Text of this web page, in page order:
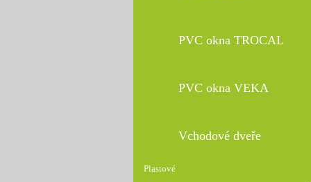
PVC okna TROCAL
PVC okna VEKA
Vchodové dveře
Plastové